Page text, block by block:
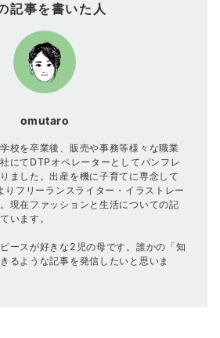
記事を書いた人
omutaro
校を卒業後、販売や事務等様々な職業
にてDTPオペレーターとしてパンフレ
ました。出産を機に子育てに専念して
フリーランスライター・イラストレー
現在ファッションと生活についての記
います。
ースが好きな2児の母です。誰かの「知
るような記事を発信したいと思いま